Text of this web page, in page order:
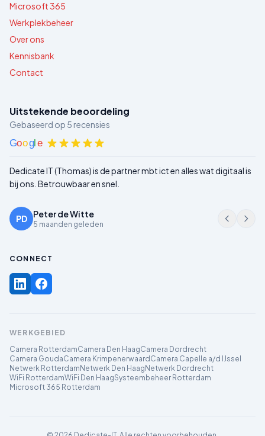
Microsoft 365
Werkplekbeheer
Over ons
Kennisbank
Contact
Uitstekende beoordeling
Gebaseerd op 5 recensies
Googl e
Dedicate IT (Thomas) is de partner mbt ict en alles wat digitaal is
bij ons. Betrouwbaar en snel.
PD Peter de Witte
5 maanden geleden
CONNECT
WERKGEBIED
Camera RotterdamCamera Den HaagCamera Dordrecht
Camera GoudaCamera Krimpenerwaard Camera Capelle a/d IJssel
Netwerk Rotterdam Netwerk Den Haag Netwerk Dordrecht
WiFi RotterdamWiFi Den HaagSysteembeheer Rotterdam
Microsoft 365 Rotterdam